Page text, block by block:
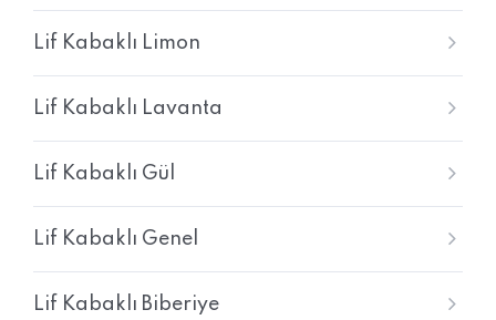
Lif Kabaklı Limon
Lif Kabaklı Lavanta
Lif Kabaklı Gül
Lif Kabaklı Genel
Lif Kabaklı Biberiye